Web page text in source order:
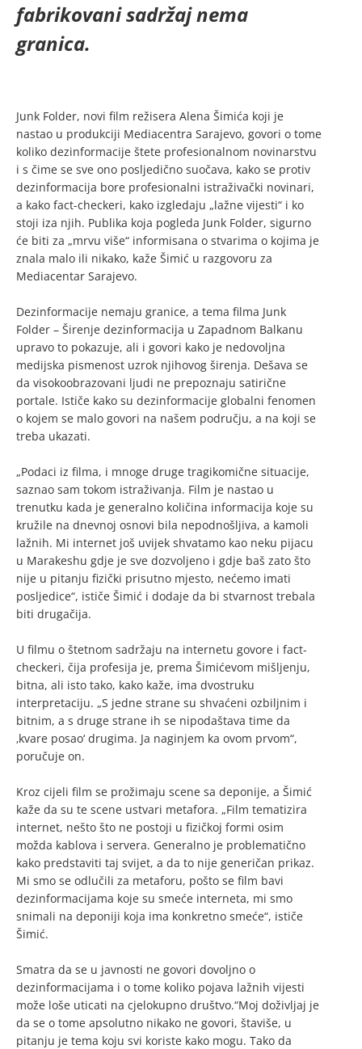
fabrikovani sadržaj nema
granica.
Junk Folder, novi film režisera Alena Šimića koji je
nastao u produkciji Mediacentra Sarajevo, govori o tome
koliko dezinformacije štete profesionalnom novinarstvu
i s čime se sve ono posljedično suočava, kako se protiv
dezinformacija bore profesionalni istraživački novinari,
a kako fact-checkeri, kako izgledaju „lažne vijesti“ i ko
stoji iza njih. Publika koja pogleda Junk Folder, sigurno
će biti za „mrvu više“ informisana o stvarima o kojima je
znala malo ili nikako, kaže Šimić u razgovoru za
Mediacentar Sarajevo.
Dezinformacije nemaju granice, a tema filma Junk
Folder – Širenje dezinformacija u Zapadnom Balkanu
upravo to pokazuje, ali i govori kako je nedovoljna
medijska pismenost uzrok njihovog širenja. Dešava se
da visokoobrazovani ljudi ne prepoznaju satirične
portale. Ističe kako su dezinformacije globalni fenomen
o kojem se malo govori na našem području, a na koji se
treba ukazati.
„Podaci iz filma, i mnoge druge tragikomične situacije,
saznao sam tokom istraživanja. Film je nastao u
trenutku kada je generalno količina informacija koje su
kružile na dnevnoj osnovi bila nepodnošljiva, a kamoli
lažnih. Mi internet još uvijek shvatamo kao neku pijacu
u Marakeshu gdje je sve dozvoljeno i gdje baš zato što
nije u pitanju fizički prisutno mjesto, nećemo imati
posljedice“, ističe Šimić i dodaje da bi stvarnost trebala
biti drugačija.
U filmu o štetnom sadržaju na internetu govore i fact-
checkeri, čija profesija je, prema Šimićevom mišljenju,
bitna, ali isto tako, kako kaže, ima dvostruku
interpretaciju. „S jedne strane su shvaćeni ozbiljnim i
bitnim, a s druge strane ih se nipodaštava time da
‚kvare posao‘ drugima. Ja naginjem ka ovom prvom“,
poručuje on.
Kroz cijeli film se prožimaju scene sa deponije, a Šimić
kaže da su te scene ustvari metafora. „Film tematizira
internet, nešto što ne postoji u fizičkoj formi osim
možda kablova i servera. Generalno je problematično
kako predstaviti taj svijet, a da to nije generičan prikaz.
Mi smo se odlučili za metaforu, pošto se film bavi
dezinformacijama koje su smeće interneta, mi smo
snimali na deponiji koja ima konkretno smeće“, ističe
Šimić.
Smatra da se u javnosti ne govori dovoljno o
dezinformacijama i o tome koliko pojava lažnih vijesti
može loše uticati na cjelokupno društvo.“Moj doživljaj je
da se o tome apsolutno nikako ne govori, štaviše, u
pitanju je tema koju svi koriste kako mogu. Tako da